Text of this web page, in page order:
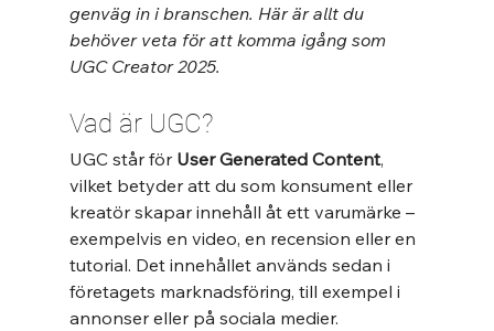
genväg in i branschen. Här är allt du
behöver veta för att komma igång som
UGC Creator 2025.
Vad är UGC?
UGC står för User Generated Content,
vilket betyder att du som konsument eller
kreatör skapar innehåll åt ett varumärke –
exempelvis en video, en recension eller en
tutorial. Det innehållet används sedan i
företagets marknadsföring, till exempel i
annonser eller på sociala medier.